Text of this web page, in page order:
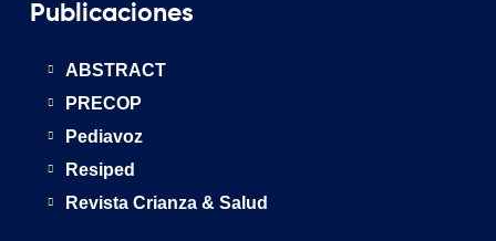
Publicaciones
ABSTRACT
PRECOP
Pediavoz
Resiped
Revista Crianza & Salud